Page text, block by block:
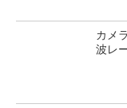
カメ
波レ